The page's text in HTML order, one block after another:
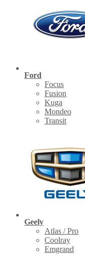
Ford
Focus
Fusion
Kuga
Mondeo
Transit
Geely
Atlas / Pro
Coolray
Emgrand